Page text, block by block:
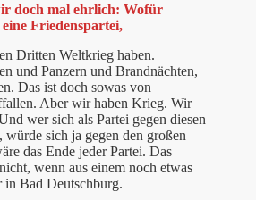
doch mal ehrlich: Wofür
Friedenspartei,
Dritten Weltkrieg haben.
und Panzern und Brandnächten,
Das ist doch sowas von
Aber wir haben Krieg. Wir
wer sich als Partei gegen diesen
sich ja gegen den großen
das Ende jeder Partei. Das
wenn aus einem noch etwas
in Bad Deutschburg.